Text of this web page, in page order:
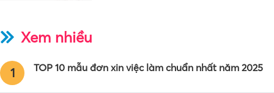
Xem nhiều
1 TOP 10 mẫu đơn xin việc làm chuẩn nhất năm 2025